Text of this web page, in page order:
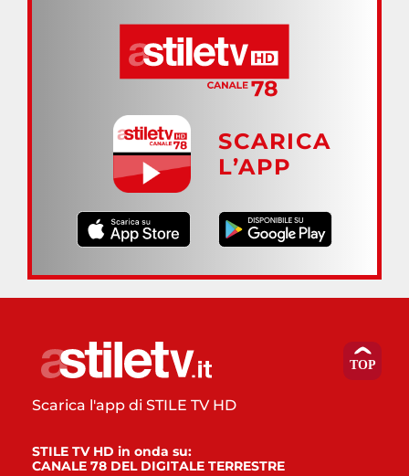
SCARICA
L’APP
Scarica l'app di STILE TV HD
STILE TV HD in onda su:
CANALE 78 DEL DIGITALE TERRESTRE